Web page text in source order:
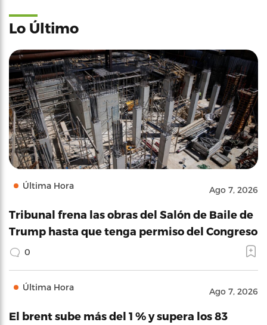
Lo Último
Última Hora Ago 7, 2026
Tribunal frena las obras del Salón de Baile de
Trump hasta que tenga permiso del Congreso
0
Última Hora Ago 7, 2026
El brent sube más del 1 % y supera los 83